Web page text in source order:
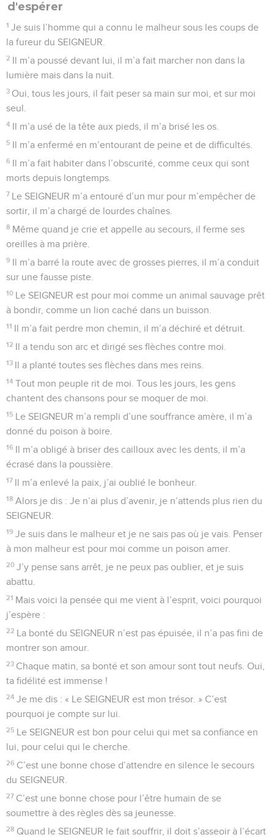
d'espérer
1 Je suis l’homme qui a connu le malheur sous les coups de
la fureur du SEIGNEUR.
2 Il m’a poussé devant lui, il m’a fait marcher non dans la
lumière mais dans la nuit.
3 Oui, tous les jours, il fait peser sa main sur moi, et sur moi
seul.
4 Il m’a usé de la tête aux pieds, il m’a brisé les os.
5 Il m’a enfermé en m’entourant de peine et de difficultés.
6 Il m’a fait habiter dans l’obscurité, comme ceux qui sont
morts depuis longtemps.
7 Le SEIGNEUR m’a entouré d’un mur pour m’empêcher de
sortir, il m’a chargé de lourdes chaînes.
8 Même quand je crie et appelle au secours, il ferme ses
oreilles à ma prière.
9 Il m’a barré la route avec de grosses pierres, il m’a conduit
sur une fausse piste.
10 Le SEIGNEUR est pour moi comme un animal sauvage prêt
à bondir, comme un lion caché dans un buisson.
11 Il m’a fait perdre mon chemin, il m’a déchiré et détruit.
12 Il a tendu son arc et dirigé ses flèches contre moi.
13 Il a planté toutes ses flèches dans mes reins.
14 Tout mon peuple rit de moi. Tous les jours, les gens
chantent des chansons pour se moquer de moi.
15 Le SEIGNEUR m’a rempli d’une souffrance amère, il m’a
donné du poison à boire.
16 Il m’a obligé à briser des cailloux avec les dents, il m’a
écrasé dans la poussière.
17 Il m’a enlevé la paix, j’ai oublié le bonheur.
18 Alors je dis : Je n’ai plus d’avenir, je n’attends plus rien du
SEIGNEUR.
19 Je suis dans le malheur et je ne sais pas où je vais. Penser
à mon malheur est pour moi comme un poison amer.
20 J’y pense sans arrêt, je ne peux pas oublier, et je suis
abattu.
21 Mais voici la pensée qui me vient à l’esprit, voici pourquoi
j’espère :
22 La bonté du SEIGNEUR n’est pas épuisée, il n’a pas fini de
montrer son amour.
23 Chaque matin, sa bonté et son amour sont tout neufs. Oui,
ta fidélité est immense !
24 Je me dis : « Le SEIGNEUR est mon trésor. » C’est
pourquoi je compte sur lui.
25 Le SEIGNEUR est bon pour celui qui met sa confiance en
lui, pour celui qui le cherche.
26 C’est une bonne chose d’attendre en silence le secours
du SEIGNEUR.
27 C’est une bonne chose pour l’être humain de se
soumettre à des règles dès sa jeunesse.
28 Quand le SEIGNEUR le fait souffrir, il doit s’asseoir à l’écart